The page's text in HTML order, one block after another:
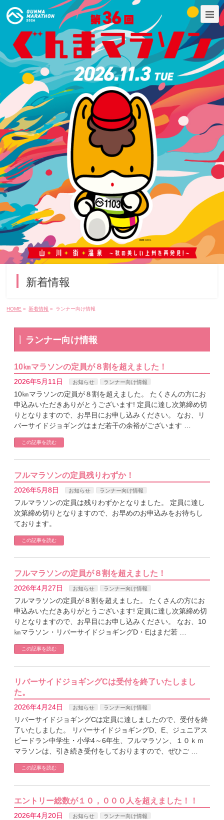
新着情報
HOME » 新着情報 » ランナー向け情報
ランナー向け情報
10㎞マラソンの定員が８割を超えました！
2026年5月11日 お知らせ ランナー向け情報
10㎞マラソンの定員が８割を超えました。 たくさんの方にお
申込みいただきありがとうございます! 定員に達し次第締め切
りとなりますので、お早目にお申し込みください。 なお、リ
バーサイドジョギングはまだ若干の余裕がございます …
この記事を読む
フルマラソンの定員残りわずか！
2026年5月8日 お知らせ ランナー向け情報
フルマラソンの定員は残りわずかとなりました。 定員に達し
次第締め切りとなりますので、お早めのお申込みをお待ちし
ております。
この記事を読む
フルマラソンの定員が８割を超えました！
2026年4月27日 お知らせ ランナー向け情報
フルマラソンの定員が８割を超えました。 たくさんの方にお
申込みいただきありがとうございます! 定員に達し次第締め切
りとなりますので、お早目にお申し込みください。 なお、10
㎞マラソン・リバーサイドジョギングD・Eはまだ若 …
この記事を読む
リバーサイドジョギングCは受付を終了いたしまし
た。
2026年4月24日 お知らせ ランナー向け情報
リバーサイドジョギングCは定員に達しましたので、受付を終
了いたしました。 リバーサイドジョギングD、E、ジュニアス
ピードラン中学生・小学4～6年生、フルマラソン、１０ｋｍ
マラソンは、引き続き受付をしておりますので、ぜひご …
この記事を読む
エントリー総数が１０，０００人を超えました！！
2026年4月20日 お知らせ ランナー向け情報